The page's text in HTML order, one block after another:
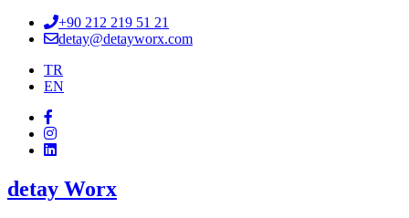
+90 212 219 51 21
detay@detayworx.com
TR
EN
detay Worx